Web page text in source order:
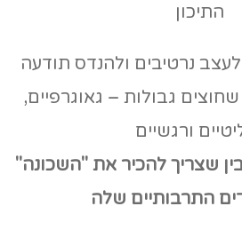
התיכון
נרטיבים ולהנדס תודעה
שחוצים גבולות – גאוגרפיים,
ורגשיים
שצריך להכיר את "השכונה"
התרבותיים שלה